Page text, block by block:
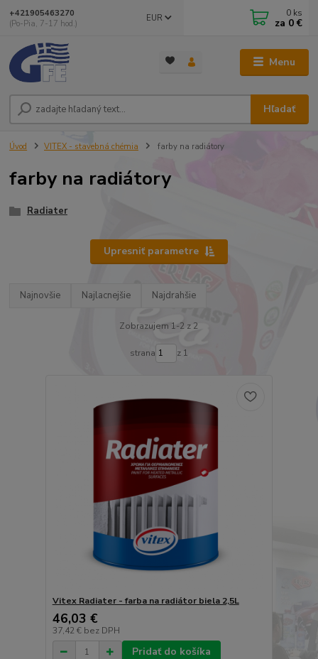
Menu
EUR
Hľadať
+421905463270
(Po-Pia, 7-17 hod.)
0 ks
za 0 €
Úvod VITEX - stavebná chémia farby na radiátory
farby na radiátory
Radiater
Upresniť parametre
Najnovšie Najlacnejšie Najdrahšie
Zobrazujem 1-2 z 2
strana z 1
Vitex Radiater - farba na radiátor biela 2,5L
46,03 €
37,42 € bez DPH
Pridať do košíka